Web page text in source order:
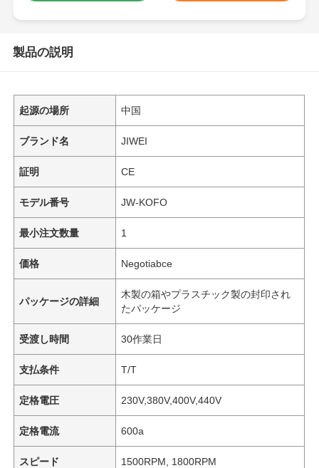
製品の説明
起源の場所 中国
ブランド名 JIWEI
証明 CE
モデル番号 JW-KOFO
最小注文数量 1
価格 Negotiabce
パッケージの詳細
木製の箱やプラスチック製の封印され
たパッケージ
受渡し時間 30作業日
支払条件 T/T
定格電圧 230V,380V,400V,440V
定格電流 600a
スピード 1500RPM, 1800RPM